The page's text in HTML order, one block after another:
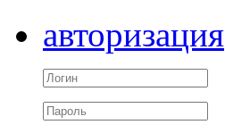
авторизация